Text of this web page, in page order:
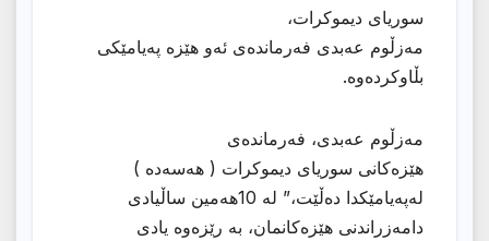
سوریای دیموکرات،
مەزڵوم عەبدی فەرماندەی ئەو هێزە پەیامێکی
بڵاوکردەوە.
مەزڵوم عەبدی، فەرماندەی
هێزەکانی سوریای دیموکرات ( هەسەدە )
لەپەیامێکدا دەڵێت،” لە 10هەمین ساڵیادی
دامەزراندنی هێزەکانمان، بە رێزەوە یادی